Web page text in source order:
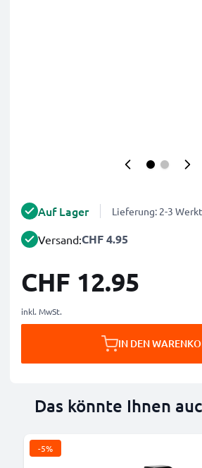
Auf Lager Lieferung: 2-3
Versand:CHF 4.95
CHF 12.95
inkl. MwSt.
IN DEN
Das könnte Ihnen
-5%